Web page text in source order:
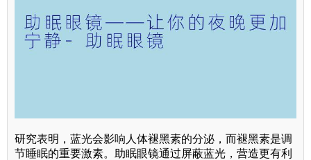
研究表明，蓝光会影响人体褪黑素的分泌，而褪黑素是调
节睡眠的重要激素。助眠眼镜通过屏蔽蓝光，营造更有利